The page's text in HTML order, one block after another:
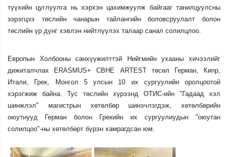
түүхийн цуглуулга нь хэрхэн цахимжуулж байгааг танилцуулсны
зэрэгцээ төслийн чанарын тайлангийн боловсруулалт болон
төслийн үр дүнг хэвлэн нийтлүүлэх талаар санал солилцлоо.
Европын Холбооны санхүүжилттэй Нийгмийн ухааны хичээлийг
дижиталчлах ERASMUS+ CBHE ARTEST төсөл Герман, Кипр,
Итали, Грек, Монгол 5 улсын 10 их сургуулийн оролцоотой
хэрэгжиж байна. Тус төслийн хүрээнд ОТИС-ийн "Гадаад хэл
шинжлэл" магистрын хөтөлбөр шинэчлэгдэж, хөтөлбөрийн
оюутнууд Герман болон Грекийн их сургуулиудын "оюутан
солилцоо"-ны хөтөлбөрт бүрэн хамрагдсан юм.